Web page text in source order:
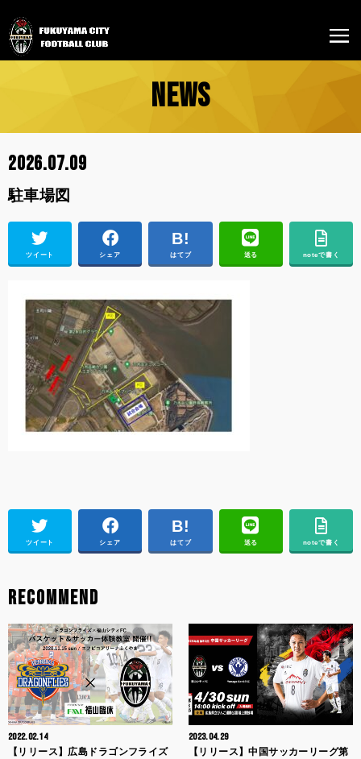
NEWS
2026.07.09
駐車場図
ツイート シェア はてブ 送る noteで書く
ツイート シェア はてブ 送る noteで書く
RECOMMEND
2022.02.14
【リリース】広島ドラゴンフライズ
2023.04.29
【リリース】中国サッカーリーグ第